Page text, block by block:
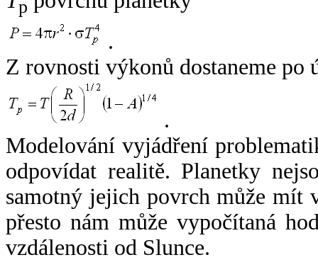
p
.
Z rovnosti výkonů dostaneme po
.
Modelování vyjádření
odpovídat realitě. Planetky
samotný jejich povrch může mít
přesto nám může vypočítaná
vzdálenosti od Slunce.